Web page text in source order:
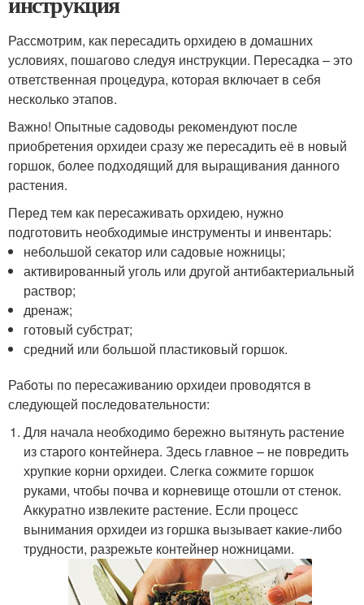
Рассмотрим, как пересадить орхидею в домашних
условиях, пошагово следуя инструкции. Пересадка – это
ответственная процедура, которая включает в себя
несколько этапов.
Важно! Опытные садоводы рекомендуют после
приобретения орхидеи сразу же пересадить её в новый
горшок, более подходящий для выращивания данного
растения.
Перед тем как пересаживать орхидею, нужно
подготовить необходимые инструменты и инвентарь:
небольшой секатор или садовые ножницы;
активированный уголь или другой антибактериальный
раствор;
дренаж;
готовый субстрат;
средний или большой пластиковый горшок.
Работы по пересаживанию орхидеи проводятся в
следующей последовательности:
Для начала необходимо бережно вытянуть растение
из старого контейнера. Здесь главное – не повредить
хрупкие корни орхидеи. Слегка сожмите горшок
руками, чтобы почва и корневище отошли от стенок.
Аккуратно извлеките растение. Если процесс
вынимания орхидеи из горшка вызывает какие-либо
трудности, разрежьте контейнер ножницами.